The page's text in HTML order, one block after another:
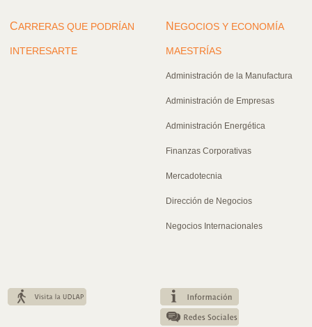
CARRERAS QUE PODRÍAN
INTERESARTE
N EGOCIOS Y ECONOMÍA
MAESTRÍAS
Administración de la Manufactura
Administración de Empresas
Administración Energética
Finanzas Corporativas
Mercadotecnia
Dirección de Negocios
Negocios Internacionales